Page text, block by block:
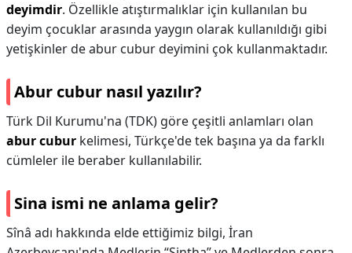
deyimdir. Özellikle atıştırmalıklar için kullanılan bu
deyim çocuklar arasında yaygın olarak kullanıldığı gibi
yetişkinler de abur cubur deyimini çok kullanmaktadır.
Abur cubur nasıl yazılır?
Türk Dil Kurumu'na (TDK) göre çeşitli anlamları olan
abur cubur kelimesi, Türkçe'de tek başına ya da farklı
cümleler ile beraber kullanılabilir.
Sina ismi ne anlama gelir?
Sînâ adı hakkında elde ettiğimiz bilgi, İran